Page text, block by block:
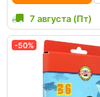
7 августа (Пт)
-50%